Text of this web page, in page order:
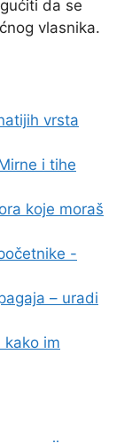
da se
vlasnika.
vrsta
i tihe
koje moraš
-
– uradi
kako im